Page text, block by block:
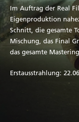
Im Auftrag der Real
Eigenproduktion
Schnitt, die gesamte
Mischung, das Final
das gesamte
Erstausstrahlung: